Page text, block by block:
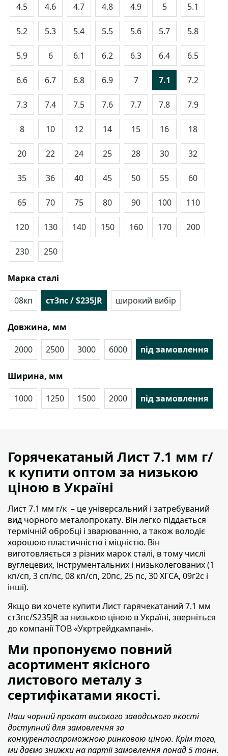
4.5 4.6 4.7 4.8 4.9 5 5.1
5.2 5.3 5.4 5.5 5.6 5.7 5.8
5.9 6 6.1 6.2 6.3 6.4 6.5
6.6 6.7 6.8 6.9 7 7.1 7.2
7.3 7.4 7.5 7.6 7.7 7.8 7.9
8 10 12 14 15 16 18
20 22 24 25 28 30 32
35 36 40 45 50 55 60
65 70 75 80 90 100 110
120 130 140 150 160 170 200
230 250
Марка сталі
08кп
ст3пс / S235JR широкий вибір
Довжина, мм
2000
2500 3000 6000 під замовлення
Ширина, мм
1000
1250 1500 2000 під замовлення
Горячекатаный Лист 7.1 мм г/
к купити оптом за низькою
ціною в Україні
Лист 7.1 мм г/к – це універсальний і затребуваний
вид чорного металопрокату. Він легко піддається
термічній обробці і зварюванню, а також володіє
хорошою пластичністю і міцністю. Він
виготовляється з різних марок сталі, в тому числі
вуглецевих, інструментальних і низьколегованих (1
кп/сп, 3 сп/пс, 08 кп/сп, 20пс, 25 пс, 30 ХГСА, 09г2с і
інші).
Якщо ви хочете купити Лист гарячекатаний 7.1 мм
ст3пс/S235JRза низькою ціною в Україні, зверніться
до компанії ТОВ «Укртрейдкампані».
Ми пропонуємо повний
асортимент якісного
листового металу з
сертифікатами якості.
Наш чорний прокат високого заводського якості
доступний для замовлення за
конкурентоспроможною ринковою ціною. Крім того,
ми даємо знижки на партії замовлення понад 5 тонн.